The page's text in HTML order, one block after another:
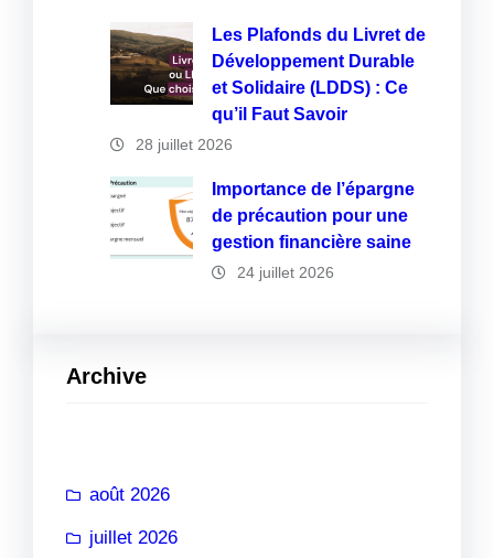
Les Plafonds du Livret de
Développement Durable
et Solidaire (LDDS) : Ce
qu’il Faut Savoir
28 juillet 2026
Importance de l’épargne
de précaution pour une
gestion financière saine
24 juillet 2026
Archive
août 2026
juillet 2026